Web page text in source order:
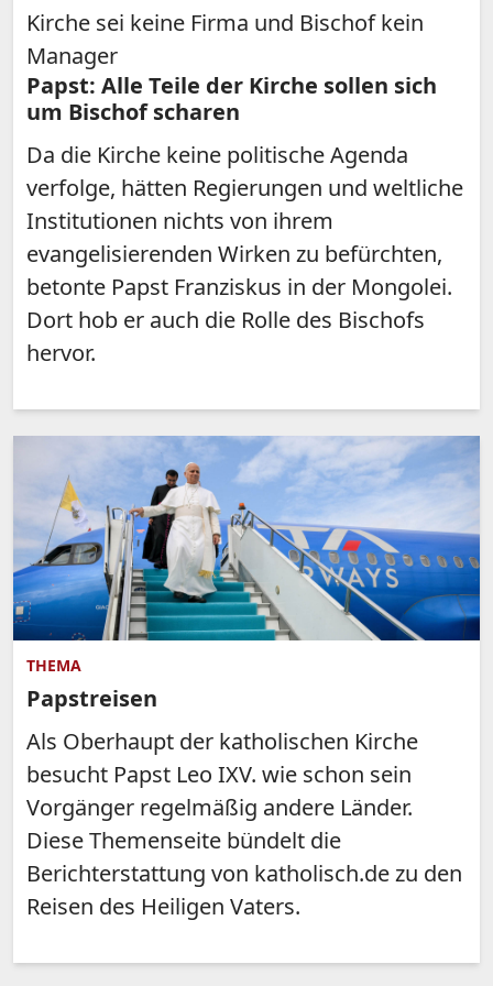
Kirche sei keine Firma und Bischof kein
Manager
Papst: Alle Teile der Kirche sollen sich
um Bischof scharen
Da die Kirche keine politische Agenda
verfolge, hätten Regierungen und weltliche
Institutionen nichts von ihrem
evangelisierenden Wirken zu befürchten,
betonte Papst Franziskus in der Mongolei.
Dort hob er auch die Rolle des Bischofs
hervor.
THEMA
Papstreisen
Als Oberhaupt der katholischen Kirche
besucht Papst Leo IXV. wie schon sein
Vorgänger regelmäßig andere Länder.
Diese Themenseite bündelt die
Berichterstattung von katholisch.de zu den
Reisen des Heiligen Vaters.